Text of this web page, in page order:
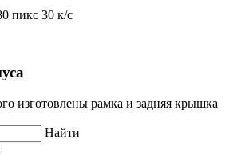
пикс 30 к/с
изготовлены рамка и задняя крышка
Найти